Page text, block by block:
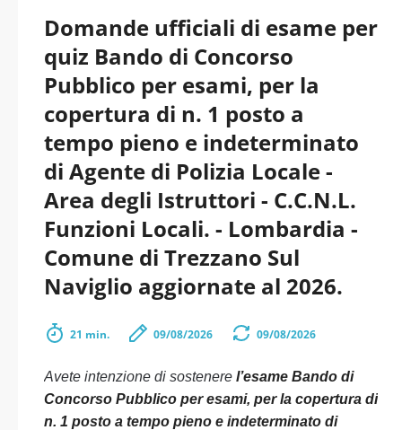
Domande ufficiali di esame per
quiz Bando di Concorso
Pubblico per esami, per la
copertura di n. 1 posto a
tempo pieno e indeterminato
di Agente di Polizia Locale -
Area degli Istruttori - C.C.N.L.
Funzioni Locali. - Lombardia -
Comune di Trezzano Sul
Naviglio aggiornate al 2026.
21 min. 09/08/2026 09/08/2026
Avete intenzione di sostenere l’esame Bando di
Concorso Pubblico per esami, per la copertura di
n. 1 posto a tempo pieno e indeterminato di